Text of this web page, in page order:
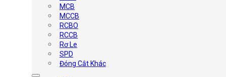
MCB
MCCB
RCBO
RCCB
Rơ Le
SPD
Đóng Cắt Khác